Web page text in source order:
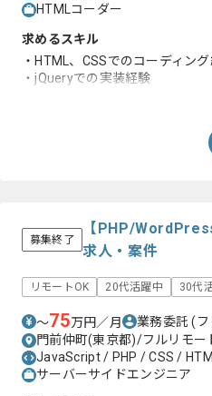
HTMLコーダー
求めるスキル
・HTML、CSSでのコーディン
・jQueryでの実装経験
募集終了
【PHP/
求人・案件
リモートOK 20代活躍中 30代
〜75万円／月 業務委託(フ
門前仲町(東京都)/フルリモー
JavaScript / PHP / CSS /
サーバーサイドエンジニア